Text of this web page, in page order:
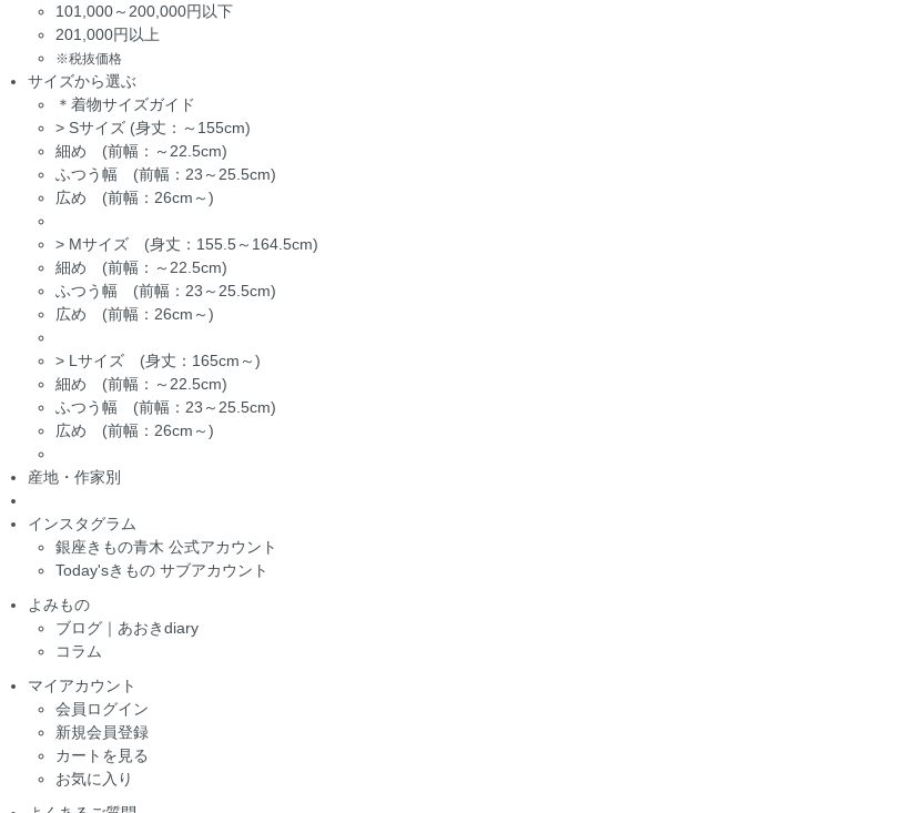
101,000～200,000円以下
201,000円以上
※税抜価格
サイズから選ぶ
＊着物サイズガイド
> Sサイズ (身丈：～155cm)
細め (前幅：～22.5cm)
ふつう幅 (前幅：23～25.5cm)
広め (前幅：26cm～)
> Mサイズ (身丈：155.5～164.5cm)
細め (前幅：～22.5cm)
ふつう幅 (前幅：23～25.5cm)
広め (前幅：26cm～)
> Lサイズ (身丈：165cm～)
細め (前幅：～22.5cm)
ふつう幅 (前幅：23～25.5cm)
広め (前幅：26cm～)
産地・作家別
インスタグラム
銀座きもの青木 公式アカウント
Today'sきもの サブアカウント
よみもの
ブログ｜あおきdiary
コラム
マイアカウント
会員ログイン
新規会員登録
カートを見る
お気に入り